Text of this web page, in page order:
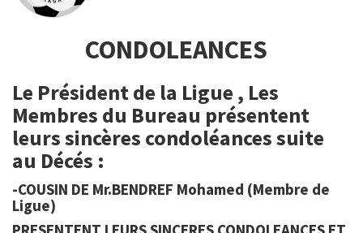
CONDOLEANCES
Le Président de la Ligue , Les
Membres du Bureau présentent
leurs sincères condoléances suite
au Décés :
-COUSIN DE Mr.BENDREF Mohamed (Membre de
Ligue)